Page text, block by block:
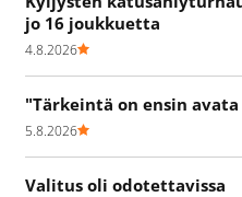
jo 16 joukkuetta
4.8.2026
"Tärkeintä on ensin
5.8.2026
Valitus oli odotettavissa